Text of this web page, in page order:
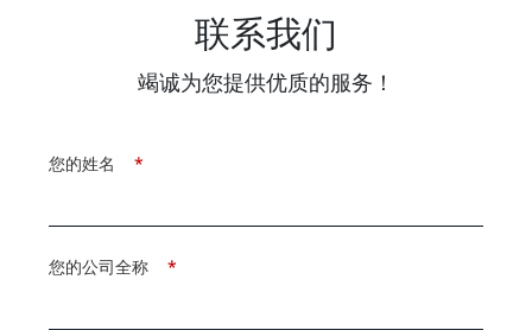
联系我们
竭诚为您提供优质的服务！
*
您的姓名
*
您的公司全称